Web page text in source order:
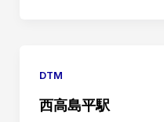
DTM
西高島平駅